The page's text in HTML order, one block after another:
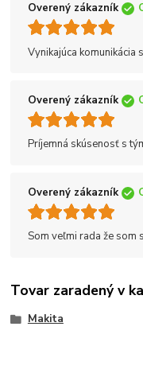
Overený zákazník
Vynikajúca
Overený zákazník
Príjemná skúsenosť s
Overený zákazník
Som veľmi rada že som
Tovar zaradený v
Makita